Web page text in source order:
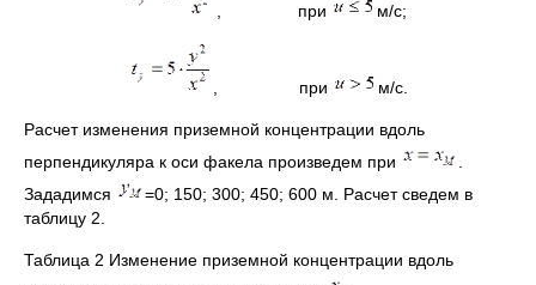
, при м/с;
, при м/с.
Расчет изменения приземной концентрации вдоль
перпендикуляра к оси факела произведем при
Зададимся
=0; 150; 300; 450; 600 м. Расчет сведем в
таблицу 2.
Таблица 2 Изменение приземной концентрации вдоль